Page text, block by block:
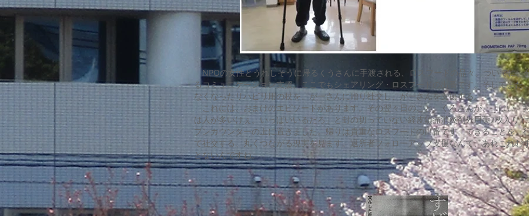
NPOの女性とうれしそうに帰るくうさんに手渡される、ロスフードの品々。ついでに、
るコミュニケーション支援。ここでもシェアリング・ロスフードの出番です。そしてまた
なくなったリハビリ用の杖を、がーさんに贈り社交し、がーさんを支援する。
これには、おまけのエピソードがあります。その翌々日のこと。くろさんが、「はい、
は人が多いけぇ。いっぱいいるだろ」と封の切っていない経皮鎮痛消炎剤外用薬7枚入り1
プンカウンターの上に置きました。帰りは貴重なロスフードの出番です。できることを、
て社交する、丸くつながる現実を見ます。退所者フォローアップ支援なんて、あれこれむ
とないんですね。